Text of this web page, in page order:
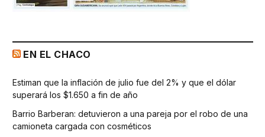
EN EL CHACO
Estiman que la inflación de julio fue del 2% y que el dólar
superará los $1.650 a fin de año
Barrio Barberan: detuvieron a una pareja por el robo de una
camioneta cargada con cosméticos